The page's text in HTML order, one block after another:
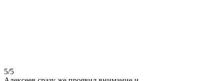
5/5